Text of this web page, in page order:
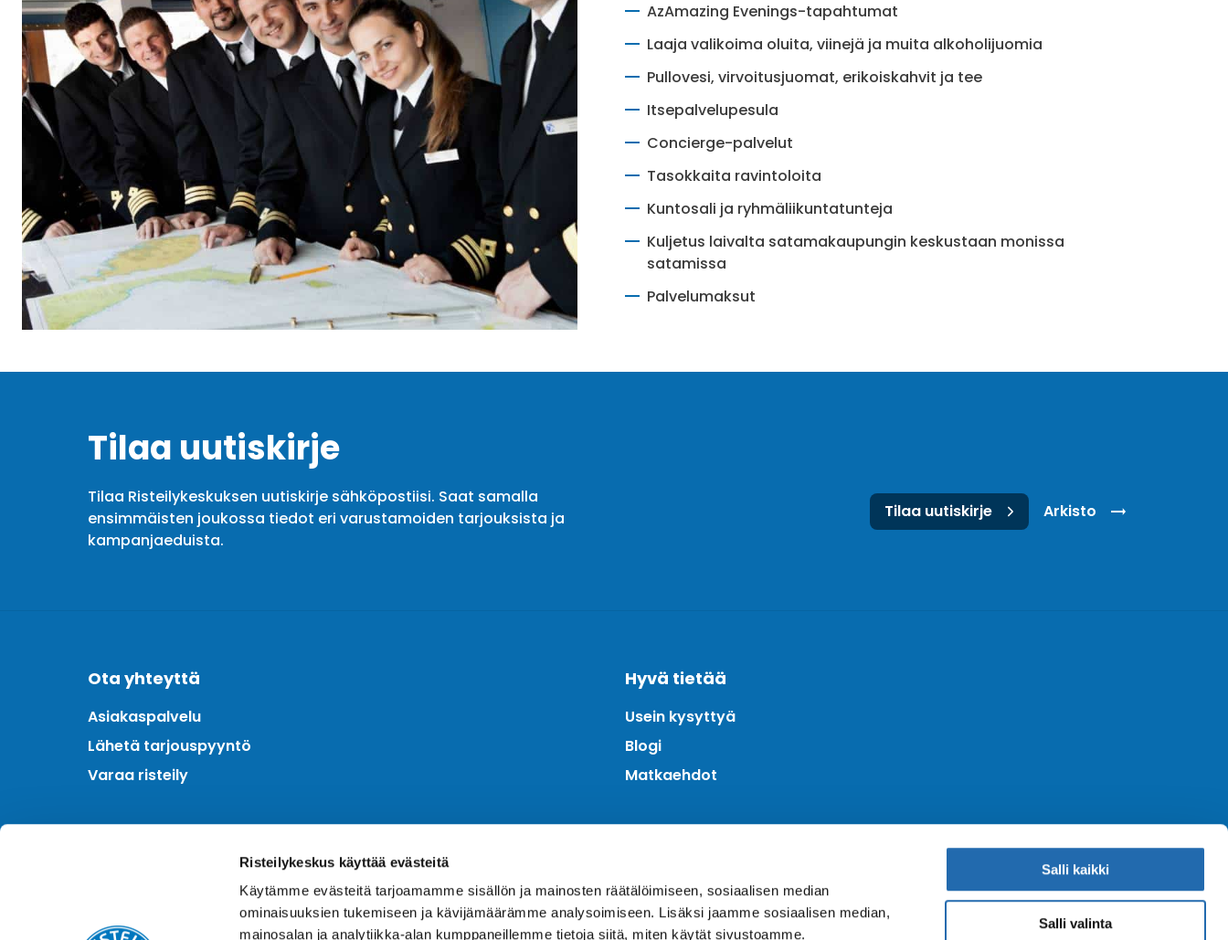
Risteilykeskus käyttää evästeitä
Käytämme evästeitä tarjoamamme sisällön ja mainosten räätälöimiseen, sosiaalisen median
ominaisuuksien tukemiseen ja kävijämäärämme analysoimiseen. Lisäksi jaamme sosiaalisen median,
mainosalan ja analytiikka-alan kumppaneillemme tietoja siitä, miten käytät sivustoamme.
Salli kaikki
Salli valinta
AzAmazing Evenings-tapahtumat
Laaja valikoima oluita, viinejä ja muita alkoholijuomia
Pullovesi, virvoitusjuomat, erikoiskahvit ja tee
Itsepalvelupesula
Concierge-palvelut
Tasokkaita ravintoloita
Kuntosali ja ryhmäliikuntatunteja
Kuljetus laivalta satamakaupungin keskustaan monissa
satamissa
Palvelumaksut
Tilaa uutiskirje
Tilaa Risteilykeskuksen uutiskirje sähköpostiisi. Saat samalla
ensimmäisten joukossa tiedot eri varustamoiden tarjouksista ja
kampanjaeduista.
Tilaa uutiskirje Arkisto
Ota yhteyttä
Asiakaspalvelu
Lähetä tarjouspyyntö
Varaa risteily
Hyvä tietää
Usein kysyttyä
Blogi
Matkaehdot
Meistä
Kotimainen asiantuntija
Finnair Plus